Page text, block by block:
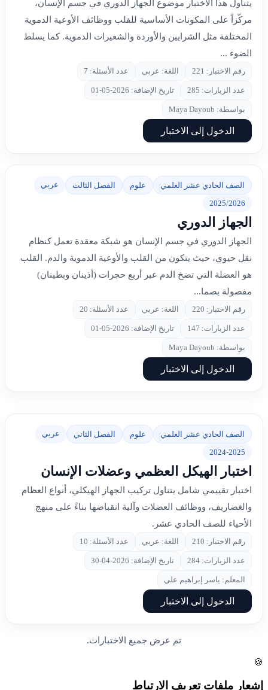
يتناول هذا الاختبار موضوع الجهاز الدوري في جسم الإنسان،
مركّزاً على المكونات الأساسية للقلب ووظائف الأوعية الدموية
المختلفة مثل الشرايين والأوردة والشعيرات الدموية. كما يسلط
الضوء ...
رقم الاختبار: 221 اللغة: عربي عدد الأسئلة: 7
عدد الزيارات: 285 تاريخ الإضافة: 2026-05-01
بواسطة: Maya Dayoub
الدخول إلى الاختبار
الصف الحادي عشر العلمي علوم الفصل الثالث عربي
2025/2026
الجهاز الدوري
الجهاز الدوري في جسم الإنسان هو شبكة معقدة تعمل كنظام
نقل حيوي، حيث يتكون من القلب والأوعية الدموية والدم. القلب
هو العضلة التي تضخ الدم عبر أربع حجرات (أذينان وبطينان)
مفصولة بصما...
رقم الاختبار: 220 اللغة: عربي عدد الأسئلة: 20
عدد الزيارات: 147 تاريخ الإضافة: 2026-05-01
بواسطة: Maya Dayoub
الدخول إلى الاختبار
الصف الحادي عشر العلمي علوم الفصل الثاني عربي
2024-2025
اختبار الهيكل العظمي وعضلات الإنسان
اختبار تقييمي شامل يتناول تركيب الجهاز الهيكلي، أنواع العظام
والغضاريف، ووظائف العضلات وآلية انقباضها بناءً على منهج
الأحياء للصف الحادي عشر.
رقم الاختبار: 210 اللغة: عربي عدد الأسئلة: 10
عدد الزيارات: 284 تاريخ الإضافة: 2026-04-30
المعلم: ياسر إبراهيم علي
الدخول إلى الاختبار
تم عرض جميع الاختبارات.
🍪
إشعار ملفات تعريف الارتباط